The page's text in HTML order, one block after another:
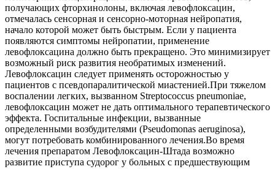
получающих фторхинолоны, включая левофлоксацин,
отмечалась сенсорная и сенсорно-моторная нейропатия,
начало которой может быть быстрым. Если у пациента
появляются симптомы нейропатии, применение
левофлоксацина должно быть прекращено. Это минимизирует
возможный риск развития необратимых изменений.
Левофлоксацин следует применять осторожностью у
пациентов с псевдопаралитической миастенией.При тяжелом
воспалении легких, вызванном Streptococcus pneumoniae,
левофлоксацин может не дать оптимального терапевтического
эффекта. Госпитальные инфекции, вызванные
определенными возбудителями (Pseudomonas aeruginosa),
могут потребовать комбинированного лечения.Во время
лечения препаратом Левофлоксацин-Штада возможно
развитие приступа судорог у больных с предшествующим